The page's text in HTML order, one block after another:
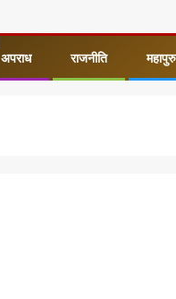
अपराध राजनीति